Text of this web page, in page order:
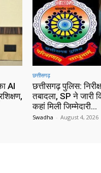
AI
छत्तीसगढ़
छत्तीसगढ़ पुलिस:
तबादला, SP ने जारी
कहां मिली जिम्मेदारी…
Swadha - August 4, 2026